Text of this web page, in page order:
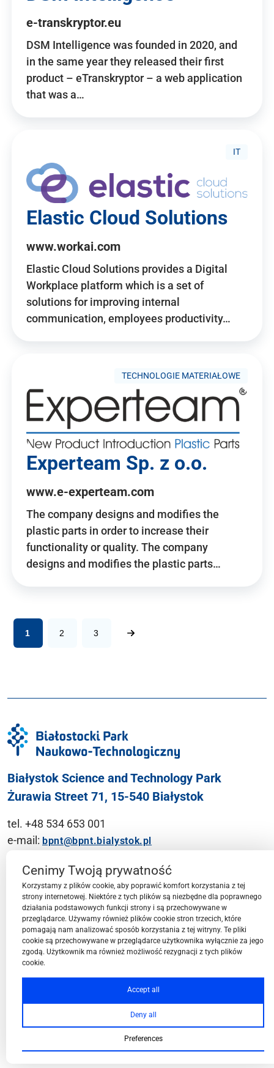
e-transkryptor.eu
DSM Intelligence was founded in 2020, and
in the same year they released their first
product – eTranskryptor – a web application
that was a…
IT
Elastic Cloud Solutions
www.workai.com
Elastic Cloud Solutions provides a Digital
Workplace platform which is a set of
solutions for improving internal
communication, employees productivity…
TECHNOLOGIE MATERIAŁOWE
Experteam Sp. z o.o.
www.e-experteam.com
The company designs and modifies the
plastic parts in order to increase their
functionality or quality. The company
designs and modifies the plastic parts…
1 2 3
Białystok Science and Technology Park
Żurawia Street 71, 15-540 Białystok
tel. +48 534 653 001
e-mail: bpnt@bpnt.bialystok.pl
Contact
BPN-T Area
BPN-T Offer
Cenimy Twoją prywatność
Korzystamy z plików cookie, aby poprawić komfort korzystania z tej
strony internetowej. Niektóre z tych plików są niezbędne dla poprawnego
działania podstawowych funkcji strony i są przechowywane w
przeglądarce. Używamy również plików cookie stron trzecich, które
pomagają nam analizować sposób korzystania z tej witryny. Te pliki
cookie są przechowywane w przeglądarce użytkownika wyłącznie za jego
zgodą. Użytkownik ma również możliwość rezygnacji z tych plików
cookie.
Accept all
Deny all
Preferences